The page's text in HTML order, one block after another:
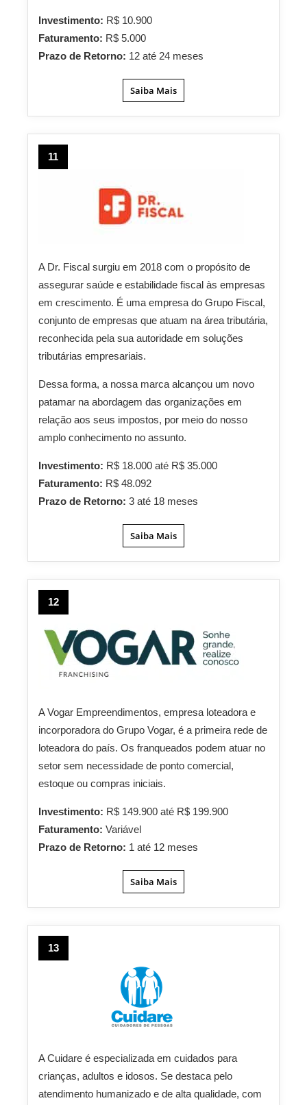
Investimento: R$ 10.900
Faturamento: R$ 5.000
Prazo de Retorno: 12 até 24 meses
Saiba Mais
11
A Dr. Fiscal surgiu em 2018 com o propósito de
assegurar saúde e estabilidade fiscal às empresas
em crescimento. É uma empresa do Grupo Fiscal,
conjunto de empresas que atuam na área tributária,
reconhecida pela sua autoridade em soluções
tributárias empresariais.
Dessa forma, a nossa marca alcançou um novo
patamar na abordagem das organizações em
relação aos seus impostos, por meio do nosso
amplo conhecimento no assunto.
Investimento: R$ 18.000 até R$ 35.000
Faturamento: R$ 48.092
Prazo de Retorno: 3 até 18 meses
Saiba Mais
12
A Vogar Empreendimentos, empresa loteadora e
incorporadora do Grupo Vogar, é a primeira rede de
loteadora do país. Os franqueados podem atuar no
setor sem necessidade de ponto comercial,
estoque ou compras iniciais.
Investimento: R$ 149.900 até R$ 199.900
Faturamento: Variável
Prazo de Retorno: 1 até 12 meses
Saiba Mais
13
A Cuidare é especializada em cuidados para
crianças, adultos e idosos. Se destaca pelo
atendimento humanizado e de alta qualidade, com